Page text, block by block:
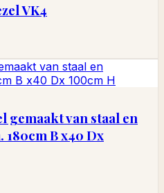
VK4
gemaakt van staal en
B x40 Dx